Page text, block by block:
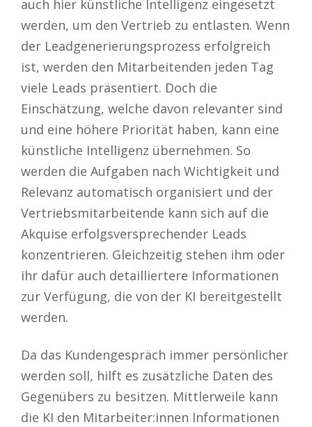
auch hier künstliche Intelligenz eingesetzt
werden, um den Vertrieb zu entlasten. Wenn
der Leadgenerierungsprozess erfolgreich
ist, werden den Mitarbeitenden jeden Tag
viele Leads präsentiert. Doch die
Einschätzung, welche davon relevanter sind
und eine höhere Priorität haben, kann eine
künstliche Intelligenz übernehmen. So
werden die Aufgaben nach Wichtigkeit und
Relevanz automatisch organisiert und der
Vertriebsmitarbeitende kann sich auf die
Akquise erfolgsversprechender Leads
konzentrieren. Gleichzeitig stehen ihm oder
ihr dafür auch detailliertere Informationen
zur Verfügung, die von der KI bereitgestellt
werden.
Da das Kundengespräch immer persönlicher
werden soll, hilft es zusätzliche Daten des
Gegenübers zu besitzen. Mittlerweile kann
die KI den Mitarbeiter:innen Informationen